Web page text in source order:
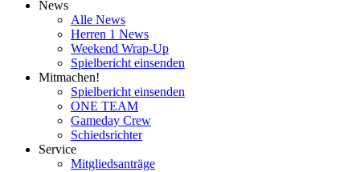
News
Alle News
Herren 1 News
Weekend Wrap-Up
Spielbericht einsenden
Mitmachen!
Spielbericht einsenden
ONE TEAM
Gameday Crew
Schiedsrichter
Service
Mitgliedsanträge